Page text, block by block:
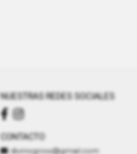
NUESTRAS REDES SOCIALES
CONTACTO
divinogrow@gmail.com